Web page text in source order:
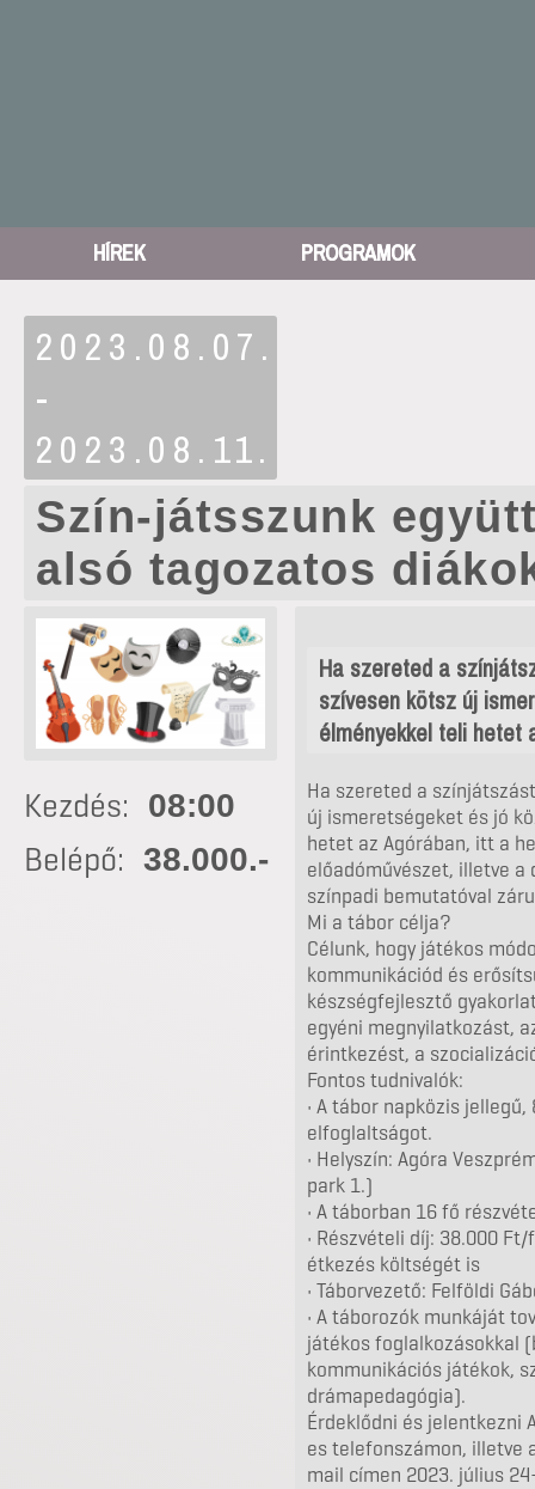
HÍREK PROGRAMOK
2023.08.07.
-
2023.08.11.
Szín-játsszunk
alsó tagozatos
Ha szereted a
szívesen kötsz új
élményekkel teli hetet
Ha szereted a
új ismeretségeket és jó
hetet az Agórában, itt a
előadóművészet, illetve
színpadi bemutatóval
Mi a tábor célja?
Célunk, hogy játékos
kommunikációd és
készségfejlesztő
egyéni megnyilatkozást,
érintkezést, a
Fontos tudnivalók:
• A tábor napközis
elfoglaltságot.
• Helyszín: Agóra
park 1.)
• A táborban 16 fő
• Részvételi díj: 38.000
étkezés költségét is
• Táborvezető: Felföldi
• A táborozók munkáját
játékos foglalkozásokkal
kommunikációs játékok,
drámapedagógia).
Érdeklődni és jelentkezni
es telefonszámon, illetve
mail címen 2023. július
Kezdés: 08:00
Belépő: 38.000.-